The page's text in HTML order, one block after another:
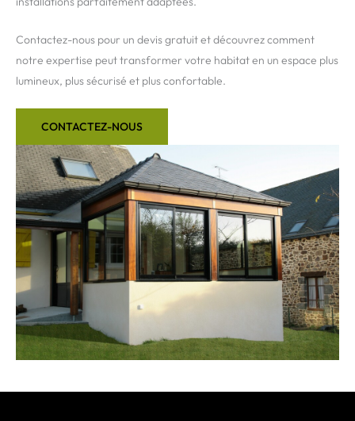
Contactez-nous pour un devis gratuit et découvrez comment
notre expertise peut transformer votre habitat en un espace plus
lumineux, plus sécurisé et plus confortable.
CONTACTEZ-NOUS